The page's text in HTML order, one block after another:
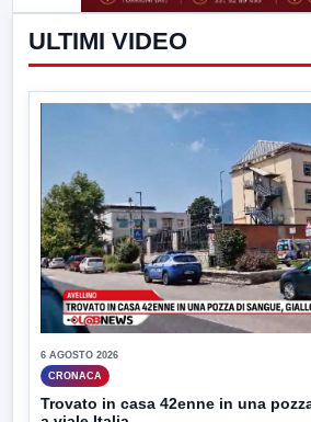
ULTIMI VIDEO
6 AGOSTO 2026
CRONACA
Trovato in casa 42enne in una